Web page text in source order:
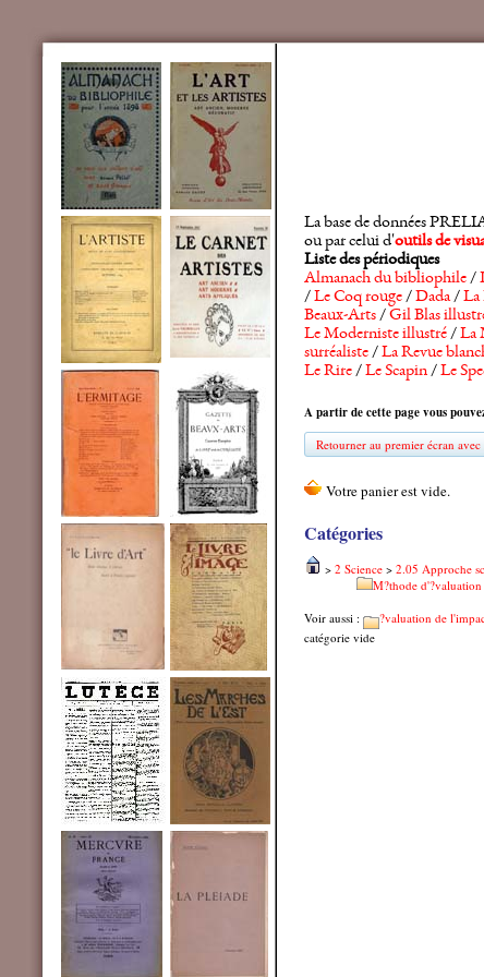
La base de données
ou par celui d'outils de
Liste des périodiques
Almanach du bibliophile/
/Le Coq rouge/Dada/La
Beaux-Arts/Gil Blas
Le Moderniste illustré/La
surréaliste/La Revue
Le Rire/Le Scapin/Le
A partir de cette page vous
Retourner au premier écran avec
Catégories
> 2 Science > 2.05 Approche
M?thode d'?valuation
Voir aussi :
?valuation de
catégorie vide